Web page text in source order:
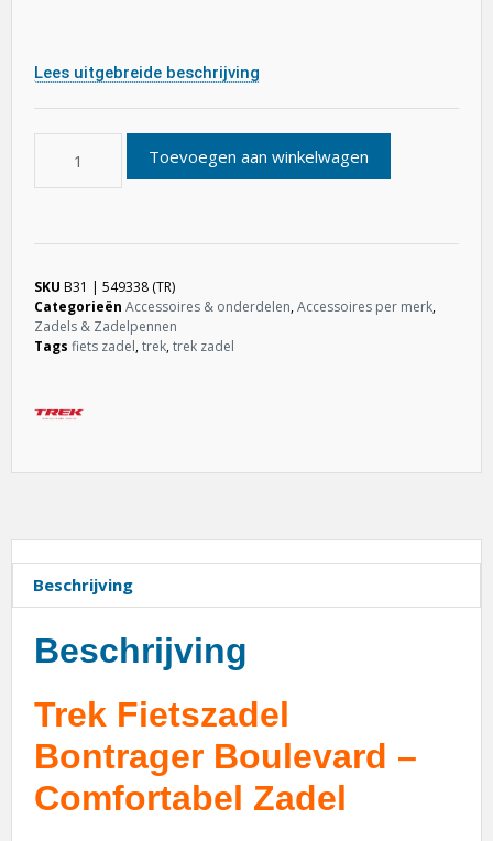
Lees uitgebreide beschrijving
Toevoegen aan winkelwagen
SKU B31 | 549338 (TR)
Categorieën Accessoires & onderdelen,Accessoires per merk,
Zadels & Zadelpennen
Tags fiets zadel,trek,trek zadel
Beschrijving
Beschrijving
Trek Fietszadel
Bontrager Boulevard –
Comfortabel Zadel